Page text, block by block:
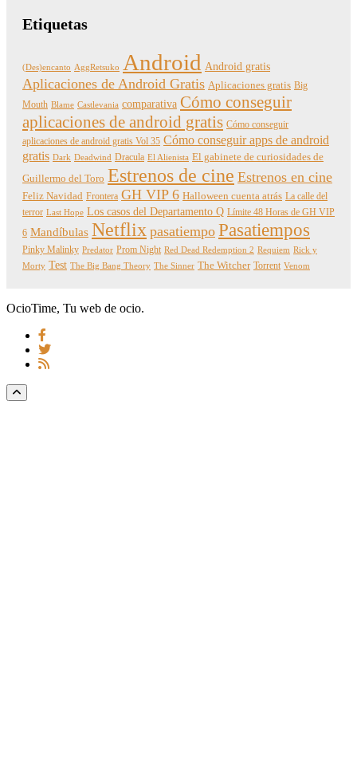
Etiquetas
(Des)encanto AggRetsuko Android Android gratis
Aplicaciones de Android Gratis Aplicaciones gratis Big
Mouth Blame Castlevania comparativa Cómo conseguir
aplicaciones de android gratis Cómo conseguir
aplicaciones de android gratis Vol 35 Cómo conseguir apps de android
gratis Dark Deadwind Dracula El Alienista El gabinete de curiosidades de
Guillermo del Toro Estrenos de cine Estrenos en cine
Feliz Navidad Frontera GH VIP 6 Halloween cuenta atrás La calle del
terror Last Hope Los casos del Departamento Q Límite 48 Horas de GH VIP
6 Mandíbulas Netflix pasatiempo Pasatiempos
Pinky Malinky Predator Prom Night Red Dead Redemption 2 Requiem Rick y
Morty Test The Big Bang Theory The Sinner The Witcher Torrent Venom
OcioTime, Tu web de ocio.